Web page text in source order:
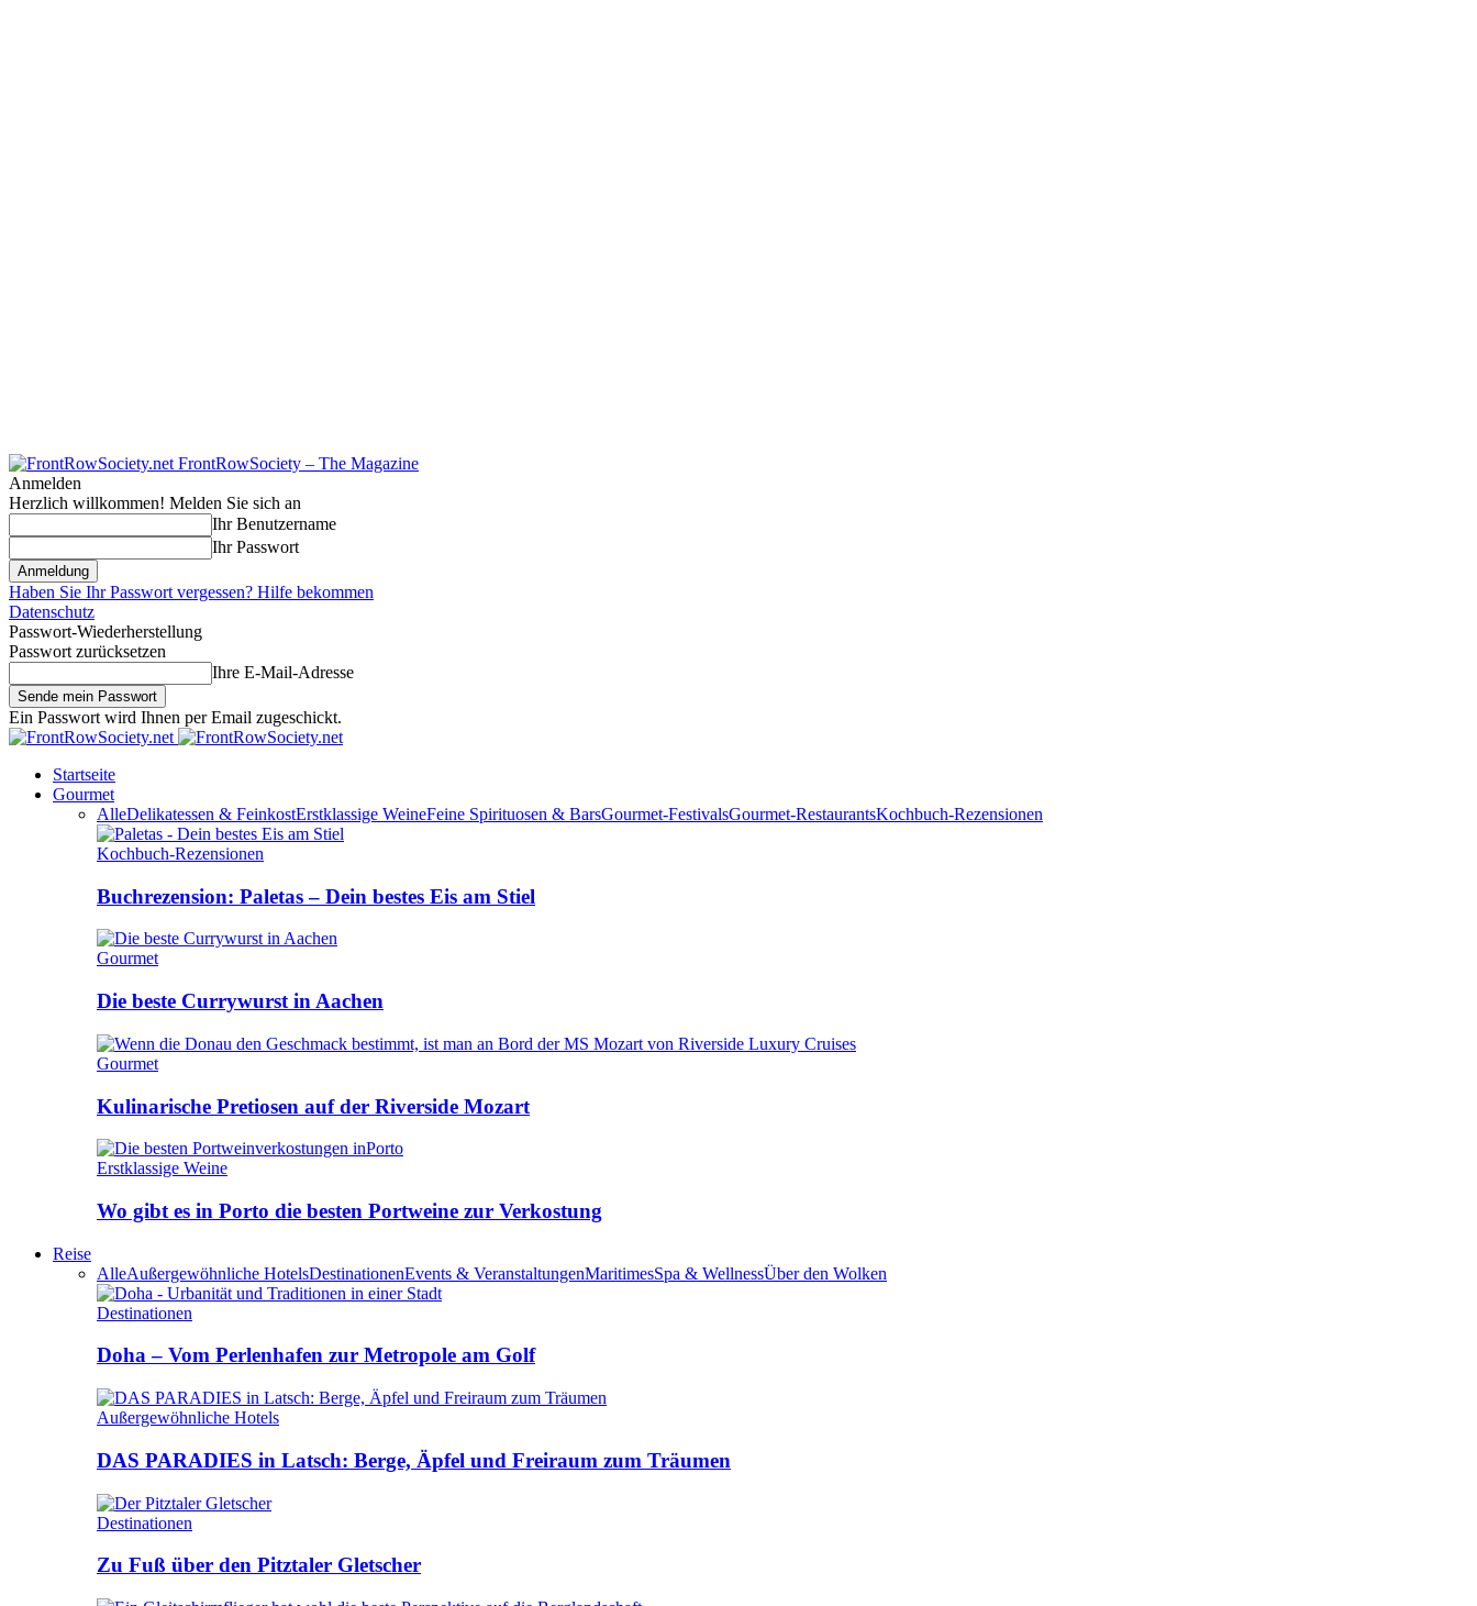
FrontRowSociety – The Magazine
Anmelden
Herzlich willkommen! Melden Sie sich an
Ihr Benutzername
Ihr Passwort
Haben Sie Ihr Passwort vergessen? Hilfe bekommen
Datenschutz
Passwort-Wiederherstellung
Passwort zurücksetzen
Ihre E-Mail-Adresse
Ein Passwort wird Ihnen per Email zugeschickt.
Startseite
Gourmet
AlleDelikatessen & FeinkostErstklassige WeineFeine Spirituosen & BarsGourmet-FestivalsGourmet-RestaurantsKochbuch-Rezensionen
Kochbuch-Rezensionen
Buchrezension: Paletas – Dein bestes Eis am Stiel
Gourmet
Die beste Currywurst in Aachen
Gourmet
Kulinarische Pretiosen auf der Riverside Mozart
Erstklassige Weine
Wo gibt es in Porto die besten Portweine zur Verkostung
Reise
AlleAußergewöhnliche HotelsDestinationenEvents & VeranstaltungenMaritimesSpa & WellnessÜber den Wolken
Destinationen
Doha – Vom Perlenhafen zur Metropole am Golf
Außergewöhnliche Hotels
DAS PARADIES in Latsch: Berge, Äpfel und Freiraum zum Träumen
Destinationen
Zu Fuß über den Pitztaler Gletscher